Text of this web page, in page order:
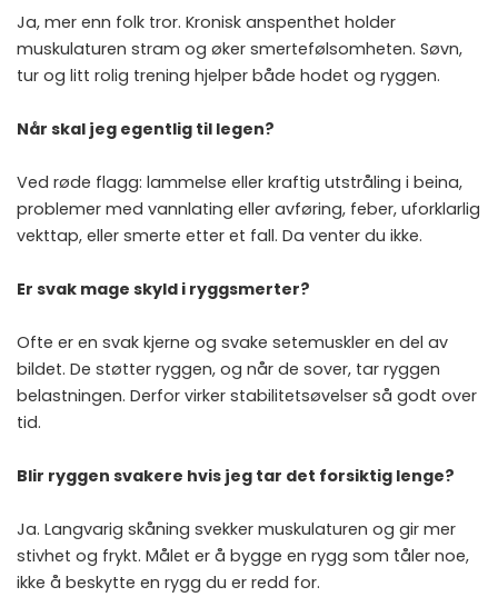
Ja, mer enn folk tror. Kronisk anspenthet holder
muskulaturen stram og øker smertefølsomheten. Søvn,
tur og litt rolig trening hjelper både hodet og ryggen.
Når skal jeg egentlig til legen?
Ved røde flagg: lammelse eller kraftig utstråling i beina,
problemer med vannlating eller avføring, feber, uforklarlig
vekttap, eller smerte etter et fall. Da venter du ikke.
Er svak mage skyld i ryggsmerter?
Ofte er en svak kjerne og svake setemuskler en del av
bildet. De støtter ryggen, og når de sover, tar ryggen
belastningen. Derfor virker stabilitetsøvelser så godt over
tid.
Blir ryggen svakere hvis jeg tar det forsiktig lenge?
Ja. Langvarig skåning svekker muskulaturen og gir mer
stivhet og frykt. Målet er å bygge en rygg som tåler noe,
ikke å beskytte en rygg du er redd for.